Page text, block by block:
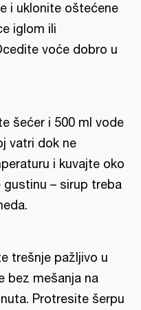
i uklonite oštećene
iglom ili
voće dobro u
šećer i 500 ml vode
vatri dok ne
i kuvajte oko
gustinu – sirup treba
trešnje pažljivo u
bez mešanja na
Protresite šerpu